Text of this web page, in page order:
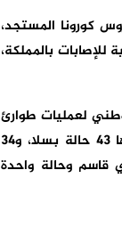
مؤكدة جديدة بفيروس كورونا المستجد،
الحصيلة الإجمالية للإصابات بالمملكة،
أوضح منسق المركز الوطني لعمليات طوارئ
الصحة العامة بوزارة الصحة معاذ لمرابط، سجلت 129 حالة بجهة الرباط سلا القنيطرة، من بينها 43 حالة بسلا، و34
وحالتان بسيدي قاسم وحالة واحدة